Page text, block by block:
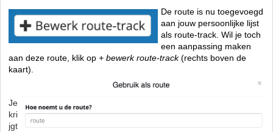
De route is nu toegevoegd
aan jouw persoonlijke lijst
als route-track. Wil je toch
een aanpassing maken
aan deze route, klik op + bewerk route-track(rechts boven de
kaart).
Je
kri
jgt